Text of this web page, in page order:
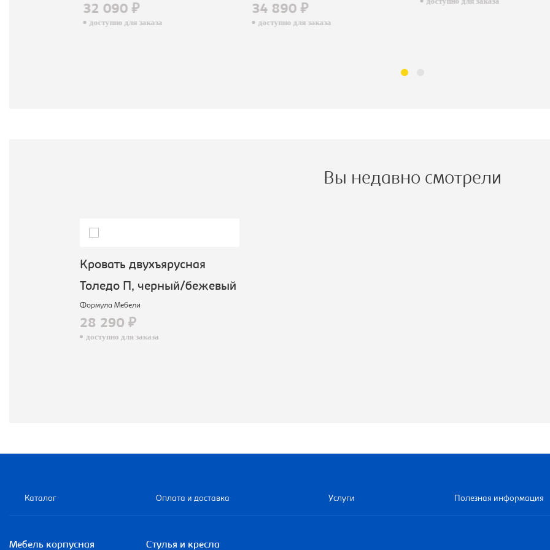
32 090 ₽
доступно для заказа
34 890 ₽
доступно для заказа
Вы недавно смотрели
Кровать двухъярусная
Толедо П, черный/бежевый
Формула Мебели
28 290 ₽
доступно для заказа
Каталог Оплата и доставка Услуги Полезная информация
Мебель корпусная Стулья и кресла